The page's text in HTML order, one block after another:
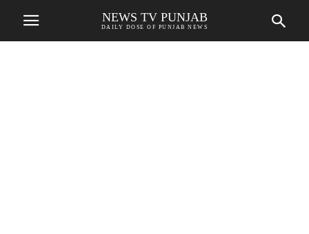
NEWS TV PUNJAB
DAILY DOSE OF PUNJAB NEWS